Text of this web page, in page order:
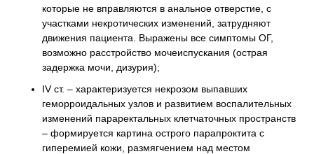
которые не вправляются в анальное отверстие, с
участками некротических изменений, затрудняют
движения пациента. Выражены все симптомы ОГ,
возможно расстройство мочеиспускания (острая
задержка мочи, дизурия);
IV ст. – характеризуется некрозом выпавших
геморроидальных узлов и развитием воспалительных
изменений параректальных клетчаточных пространств
– формируется картина острого парапроктита с
гиперемией кожи, размягчением над местом